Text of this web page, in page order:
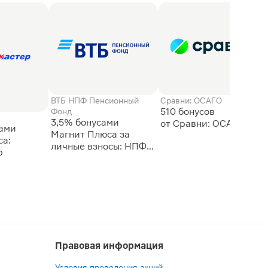
ВТБ НПФ Пенсионный
Фонд
3,5% бонусами
Магнит Плюса за
личные взносы: НПФ
Сравни: ОСАГО
510 бонусов
Правовая информация